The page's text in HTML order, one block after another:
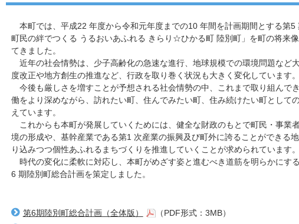
本町では、平成22 年度から令和元年度までの10 年間を計画期間とする第
町民の絆でつくる うるおいあふれる きらり☆ひかる町 陸別町」を町の将来
てきました。
近年の社会情勢は、少子高齢化の急速な進行、地球規模での環境問題など
度改正や地方創生の推進など、行政を取り巻く状況も大きく変化しています。
今後も厳しさを増すことが予想される社会情勢の中、これまで取り組んで
働をより深めながら、訪れたい町、住んでみたい町、住み続けたい町として
えています。
これからも本町が発展していくためには、健全な財政のもとで町民・事業
境の形成や、基幹産業である第1 次産業の振興及び町外に誇ることができる
り込みつつ個性あふれるまちづくりを推進していくことが求められています。
時代の変化に柔軟に対応し、本町がめざす姿と進むべき道筋を明らかにす
6 期陸別町総合計画を策定しました。
令和2年３
第6期陸別町総合計画（全体版）
（PDF形式：3MB）